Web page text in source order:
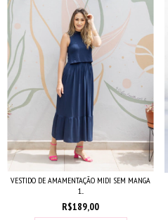
VESTIDO DE AMAMENTAÇÃO MIDI SEM MANGA
1...
R$189,00